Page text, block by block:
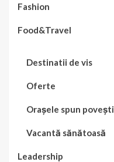
Fashion
Food&Travel
Destinatii de vis
Oferte
Orașele spun povești
Vacantă sănătoasă
Leadership